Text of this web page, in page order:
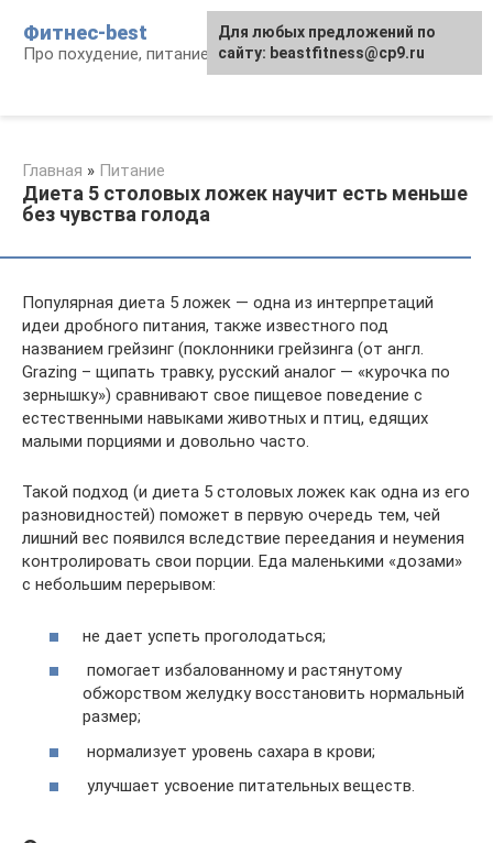
контенту
Фитнес-best
Про похудение, питание и фитнес
Главная » Питание
Диета 5 столовых ложек научит есть меньше
без чувства голода
Популярная диета 5 ложек — одна из интерпретаций
идеи дробного питания, также известного под
названием грейзинг (поклонники грейзинга (от англ.
Grazing – щипать травку, русский аналог — «курочка по
зернышку») сравнивают свое пищевое поведение с
естественными навыками животных и птиц, едящих
малыми порциями и довольно часто.
Такой подход (и диета 5 столовых ложек как одна из его
разновидностей) поможет в первую очередь тем, чей
лишний вес появился вследствие переедания и неумения
контролировать свои порции. Еда маленькими «дозами»
с небольшим перерывом:
не дает успеть проголодаться;
помогает избалованному и растянутому
обжорством желудку восстановить нормальный
размер;
нормализует уровень сахара в крови;
улучшает усвоение питательных веществ.
Для любых предложений по
сайту: beastfitness@cp9.ru